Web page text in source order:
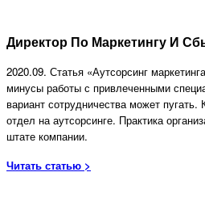
Директор По Маркетингу И
2020.09. Статья «Аутсорсинг
минусы работы с привлеченными
вариант сотрудничества может пугать.
отдел на аутсорсинге. Практика
штате компании.
Читать статью >